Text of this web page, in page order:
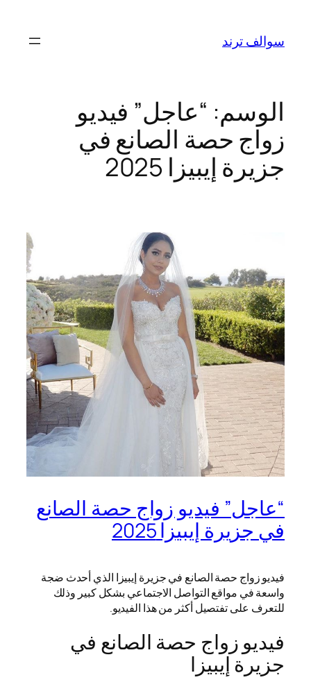
المحتوى
سوالف ترند
الوسم: “عاجل” فيديو
زواج حصة الصانع في
جزيرة إيبيزا 2025
“عاجل” فيديو زواج حصة الصانع
في جزيرة إيبيزا 2025
فيديو زواج حصة الصانع في جزيرة إيبيزا الذي أحدث ضجة
واسعة في مواقع التواصل الاجتماعي بشكل كبير وذلك
للتعرف على تفتصيل أكثر من هذا الفيديو.
فيديو زواج حصة الصانع في
جزيرة إيبيزا